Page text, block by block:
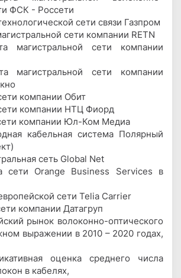
ФСК - Россети
сети связи Газпром
сети компании RETN
магистральной сети компании
магистральной сети компании
компании Обит
компании НТЦ Фиорд
компании Юл-Ком Медиа
кабельная система Полярный
сеть Global Net
сети Orange Business Services в
сети Telia Carrier
компании Датагруп
рынок волоконно-оптического
выражении в 2010 – 2020 годах,
оценка среднего числа
в кабелях,